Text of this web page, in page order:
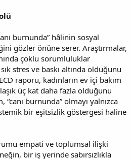
burnunda” hâlinin sosyal
gözler önüne serer. Araştırmalar,
çoklu sorumluluklar
stres ve baskı altında olduğunu
raporu, kadınların ev içi bakım
üç kat daha fazla olduğunu
burnunda” olmayı yalnızca
bir eşitsizlik göstergesi haline
empati ve toplumsal ilişki
bir iş yerinde sabırsızlıkla